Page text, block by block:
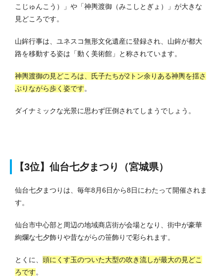
こじゅんこう）」や「神輿渡御（みこしとぎょ）」が大きな
見どころです。
山鉾行事は、ユネスコ無形文化遺産に登録され、山鉾が都大
路を移動する姿は「動く美術館」と称されています。
神輿渡御の見どころは、氏子たちが2トン余りある神輿を揺さ
ぶりながら歩く姿です。
ダイナミックな光景に思わず圧倒されてしまうでしょう。
【3位】仙台七夕まつり（宮城県）
仙台七夕まつりは、毎年8月6日から8日にわたって開催されま
す。
仙台市中心部と周辺の地域商店街が会場となり、街中が豪華
絢爛な七夕飾りや昔ながらの笹飾りで彩られます。
とくに、 頭にくす玉のついた大型の吹き流しが最大の見どこ
ろです。